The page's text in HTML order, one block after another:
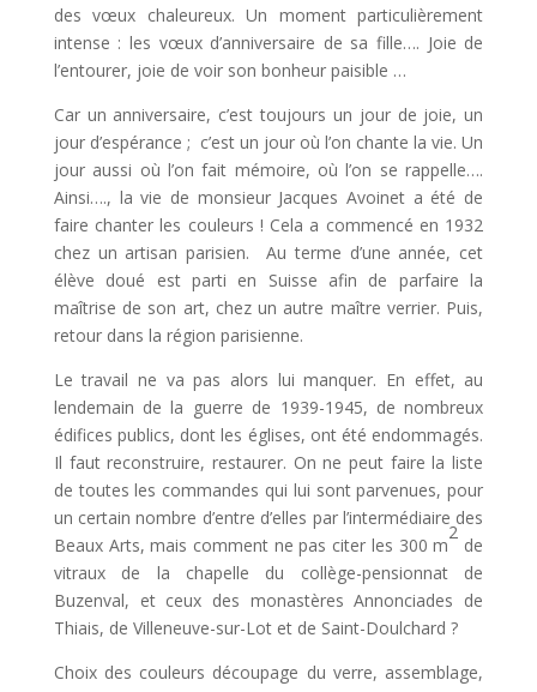
des vœux chaleureux. Un moment particulièrement
intense : les vœux d’anniversaire de sa fille…. Joie de
l’entourer, joie de voir son bonheur paisible …
Car un anniversaire, c’est toujours un jour de joie, un
jour d’espérance ; c’est un jour où l’on chante la vie. Un
jour aussi où l’on fait mémoire, où l’on se rappelle….
Ainsi…., la vie de monsieur Jacques Avoinet a été de
faire chanter les couleurs ! Cela a commencé en 1932
chez un artisan parisien. Au terme d’une année, cet
élève doué est parti en Suisse afin de parfaire la
maîtrise de son art, chez un autre maître verrier. Puis,
retour dans la région parisienne.
Le travail ne va pas alors lui manquer. En effet, au
lendemain de la guerre de 1939-1945, de nombreux
édifices publics, dont les églises, ont été endommagés.
Il faut reconstruire, restaurer. On ne peut faire la liste
de toutes les commandes qui lui sont parvenues, pour
un certain nombre d’entre d’elles par l’intermédiaire des
Beaux Arts, mais comment ne pas citer les 300 m
2
de
vitraux de la chapelle du collège-pensionnat de
Buzenval, et ceux des monastères Annonciades de
Thiais, de Villeneuve-sur-Lot et de Saint-Doulchard ?
Choix des couleurs découpage du verre, assemblage,